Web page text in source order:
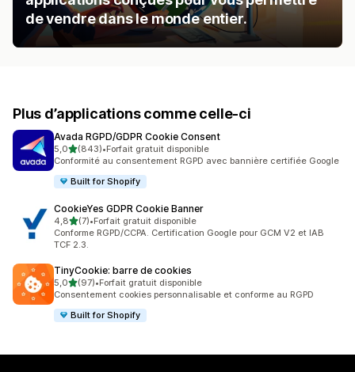
de vendre dans le monde entier.
Plus d’applications comme celle-ci
Avada RGPD/GDPR Cookie Consent
5,0étoile(s) sur 5
(843)
843 avis au total
•Forfait gratuit disponible
Conformité au consentement RGPD avec bannière certifiée Google
Built for Shopify
CookieYes GDPR Cookie Banner
4,8étoile(s) sur 5
(7)
7 avis au total
•Forfait gratuit disponible
Conforme RGPD/CCPA. Certification Google pour GCM V2 et IAB
TCF 2.3.
TinyCookie: barre de cookies
5,0étoile(s) sur 5
(97)
97 avis au total
•Forfait gratuit disponible
Consentement cookies personnalisable et conforme au RGPD
Built for Shopify